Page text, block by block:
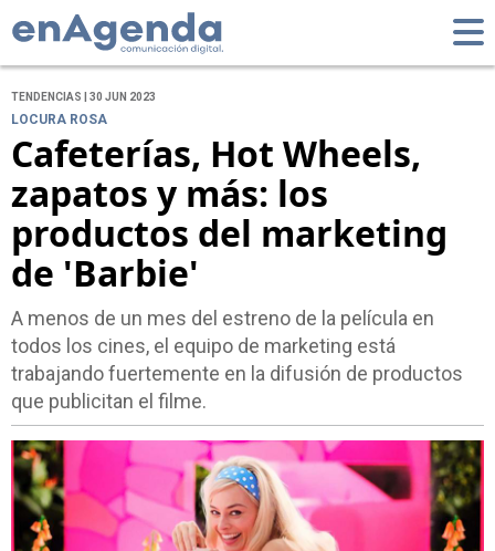
TENDENCIAS | 30 JUN 2023
LOCURA ROSA
Cafeterías, Hot Wheels,
zapatos y más: los
productos del marketing
de 'Barbie'
A menos de un mes del estreno de la película en
todos los cines, el equipo de marketing está
trabajando fuertemente en la difusión de productos
que publicitan el filme.